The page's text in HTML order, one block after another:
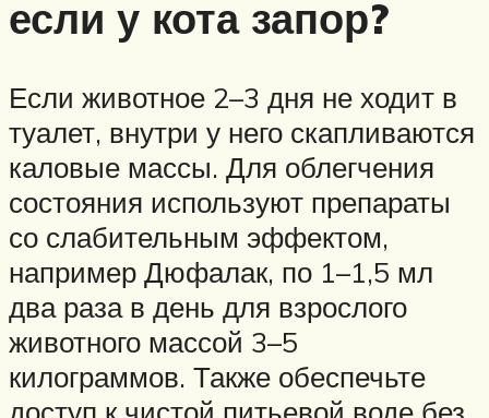
если у кота запор?
Если животное 2–3 дня не ходит в
туалет, внутри у него скапливаются
каловые массы. Для облегчения
состояния используют препараты
со слабительным эффектом,
например Дюфалак, по 1–1,5 мл
два раза в день для взрослого
животного массой 3–5
килограммов. Также обеспечьте